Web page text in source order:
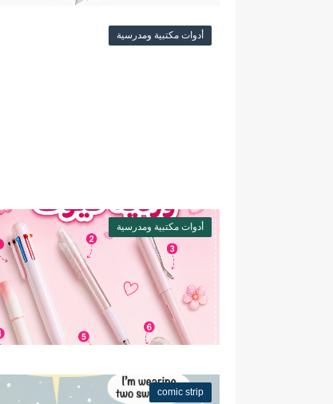
أدوات مكتبية ومدرسية
أدوات مكتبية ومدرسية
comic strip